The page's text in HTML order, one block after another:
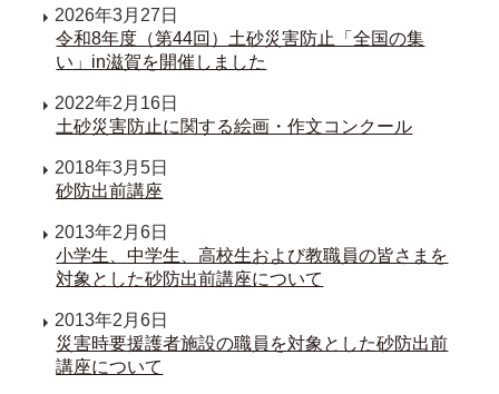
2026年3月27日
令和8年度（第44回）土砂災害防止「全国の集
い」in滋賀を開催しました
2022年2月16日
土砂災害防止に関する絵画・作文コンクール
2018年3月5日
砂防出前講座
2013年2月6日
小学生、中学生、高校生および教職員の皆さまを
対象とした砂防出前講座について
2013年2月6日
災害時要援護者施設の職員を対象とした砂防出前
講座について